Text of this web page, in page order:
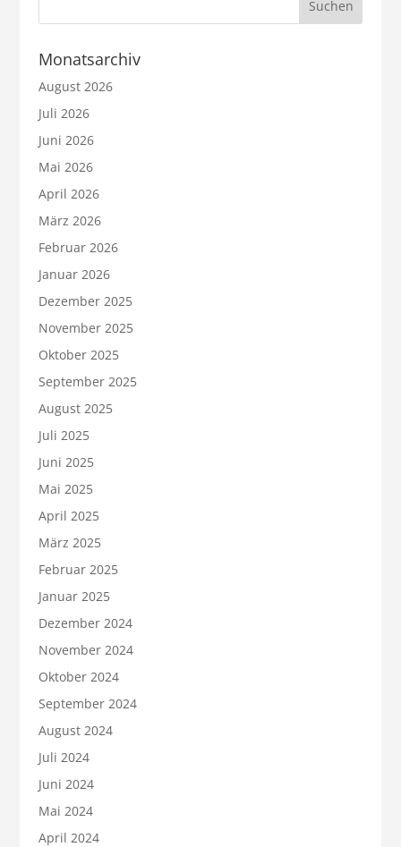
Monatsarchiv
August 2026
Juli 2026
Juni 2026
Mai 2026
April 2026
März 2026
Februar 2026
Januar 2026
Dezember 2025
November 2025
Oktober 2025
September 2025
August 2025
Juli 2025
Juni 2025
Mai 2025
April 2025
März 2025
Februar 2025
Januar 2025
Dezember 2024
November 2024
Oktober 2024
September 2024
August 2024
Juli 2024
Juni 2024
Mai 2024
April 2024